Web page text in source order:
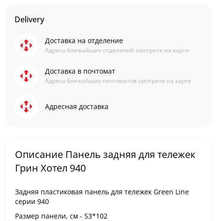
Delivery
Доставка на отделение
Адреса ближайших отделений смотрите на карте
Доставка в почтомат
Адреса ближайших почтоматов смотрите на карте
Адресная доставка
Описание Панель задняя для тележек
Грин Хотел 940
Задняя пластиковая панель для тележек Green Line
серии 940
Размер панели, см - 53*102